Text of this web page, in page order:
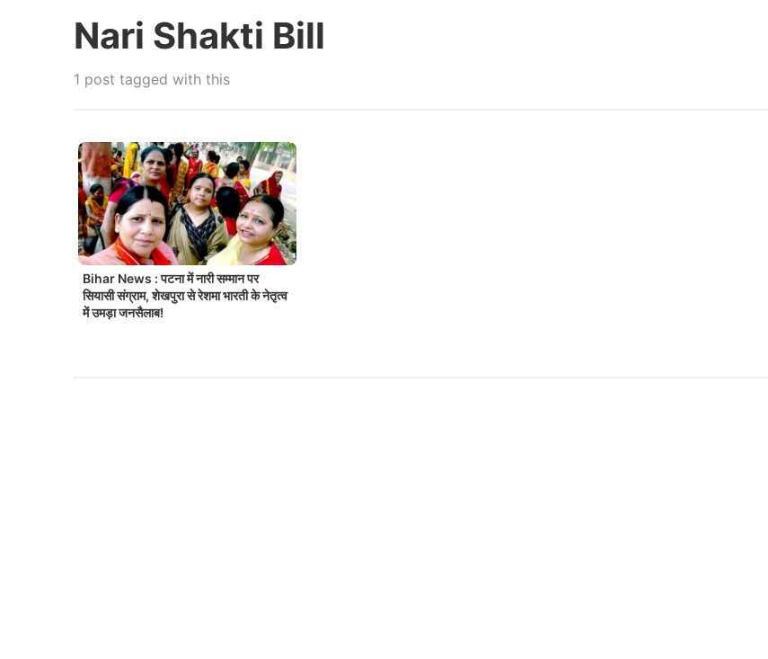
Nari Shakti Bill
1 post tagged with this
Bihar News : पटना में नारी सम्मान पर
सियासी संग्राम, शेखपुरा से रेशमा भारती के नेतृत्व
में उमड़ा जनसैलाब!